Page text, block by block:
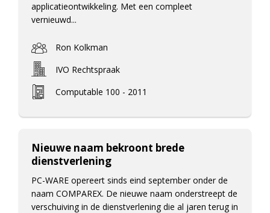
applicatieontwikkeling. Met een compleet
vernieuwd...
Ron Kolkman
IVO Rechtspraak
Computable 100 - 2011
Nieuwe naam bekroont brede
dienstverlening
PC-WARE opereert sinds eind september onder de
naam COMPAREX. De nieuwe naam onderstreept de
verschuiving in de dienstverlening die al jaren terug in